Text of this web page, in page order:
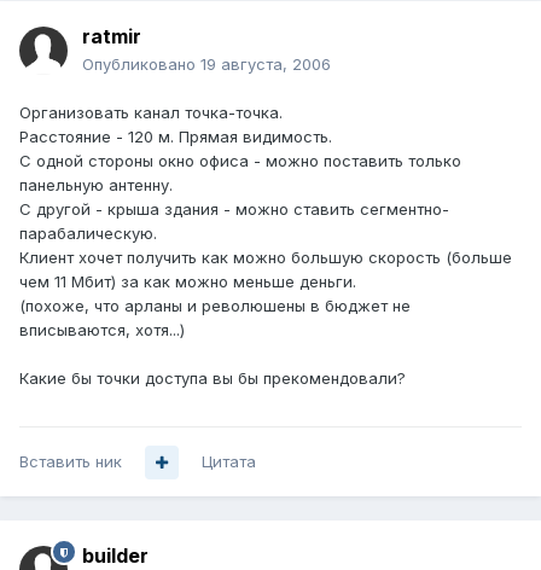
ratmir
Опубликовано 19 августа, 2006
Организовать канал точка-точка.
Расстояние - 120 м. Прямая видимость.
С одной стороны окно офиса - можно поставить только
панельную антенну.
С другой - крыша здания - можно ставить сегментно-
парабалическую.
Клиент хочет получить как можно большую скорость (больше
чем 11 Мбит) за как можно меньше деньги.
(похоже, что арланы и революшены в бюджет не
вписываются, хотя...)
Какие бы точки доступа вы бы прекомендовали?
Вставить ник Цитата
builder